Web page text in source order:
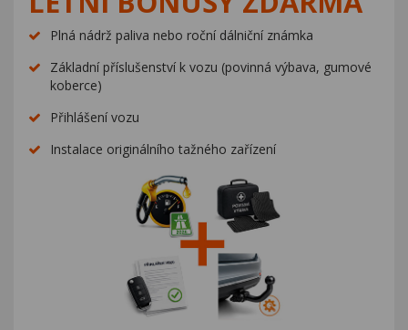
Kariéra
Plná nádrž paliva nebo roční dálniční známka
Základní příslušenství k vozu (povinná výbava, gumové
koberce)
Přihlášení vozu
Instalace originálního tažného zařízení